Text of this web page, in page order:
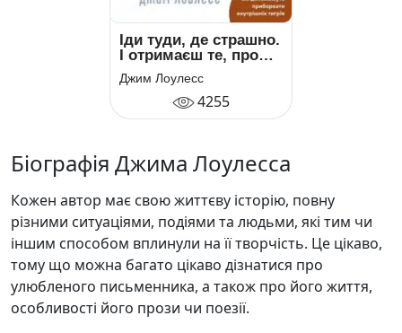
Іди туди, де страшно.
І отримаєш те, про
що мрієш
Джим Лоулесс
4255
Біографія Джима Лоулесса
Кожен автор має свою життєву історію, повну
різними ситуаціями, подіями та людьми, які тим чи
іншим способом вплинули на її творчість. Це цікаво,
тому що можна багато цікаво дізнатися про
улюбленого письменника, а також про його життя,
особливості його прози чи поезії.